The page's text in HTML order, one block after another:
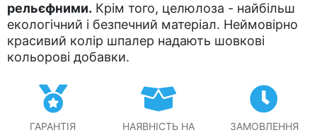
рельєфними. Крім того, целюлоза - найбільш
екологічний і безпечний матеріал. Неймовірно
красивий колір шпалер надають шовкові
кольорові добавки.
ГАРАНТІЯ
НАЯВНІСТЬ НА
ЗАМОВЛЕННЯ